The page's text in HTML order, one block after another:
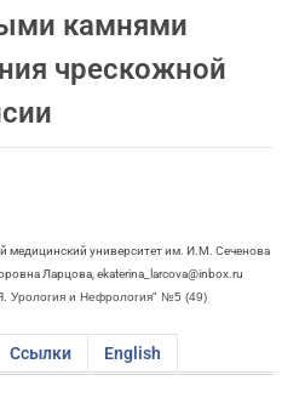
камнями
чрескожной
медицинский университет им. И.М. Сеченова
Ларцова, ekaterina_larcova@inbox.ru
и Нефрология" №5 (49)
Ссылки English